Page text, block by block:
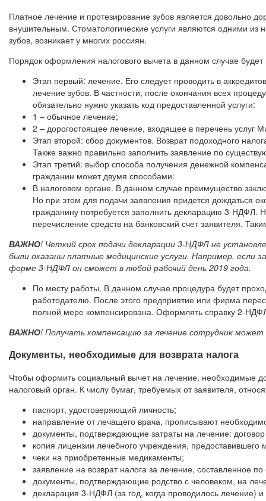
Платное лечение и протезирование зубов является довольно
внушительным. Стоматологические услуги являются одними
зубов, возникает у многих россиян.
Порядок оформления налогового вычета в данном случае
Этап первый: лечение. Его следует проводить в
лечение зубов. В частности, после окончания всех
обязательно нужно указать код предоставленной услуги:
1 – обычное лечение;
2 – дорогостоящее лечение, входящее в перечень услуг
Этап второй: сбор документов. Возврат подоходного
Также важно правильно заполнить заявление по
Этап третий: выбор способа получения денежной
гражданин может двумя способами:
В налоговом органе. В данном случае преимущество
Но при этом для подачи заявления придется дождаться
гражданину потребуется заполнить декларацию 3-НДФЛ.
перечисление средств на банковский счет заявителя.
ВАЖНО! Четкий срок подачи декларации 3-НДФЛ не
были оказаны платные медицинские услуги. Например, если
форме 3-НДФЛ он сможет в любой рабочий день 2019 года.
По месту работы. В данном случае процедура будет
работодателю. После этого предприятие или фирма
полной мере компенсирована. Оформлять справку 2-
ВАЖНО! Получать компенсацию за лечение сотрудник
Документы, необходимые для возврата налога
Чтобы оформить социальный вычет на лечение, необходимые
налоговый орган. К числу бумаг, требуемых от заявителя,
паспорт, удостоверяющий личность;
направление от лечащего врача, прописывают
документы, подтверждающие затраты на лечение:
копия лицензии лечебного учреждения, предоставившего
чеки на приобретенные медикаменты;
заявление на возврат налога за лечение, составленное
документы, подтверждающие родство с человеком, на
декларация 3-НДФЛ (за год, когда проводилось лечение)